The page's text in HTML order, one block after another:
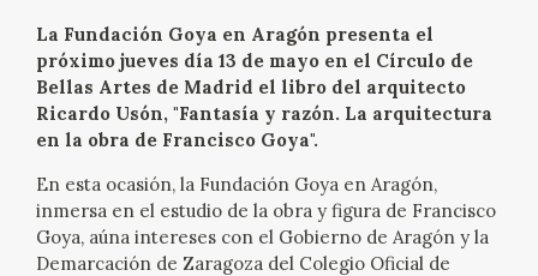
CONTACTO
PROGRAMACIÓN
EXPOSICIONES
ACTIVIDADES
La Fundación Goya en Aragón presenta el
próximo jueves día 13 de mayo en el Círculo de
Bellas Artes de Madrid el libro del arquitecto
Ricardo Usón, "Fantasía y razón. La arquitectura
en la obra de Francisco Goya".
En esta ocasión, la Fundación Goya en Aragón,
inmersa en el estudio de la obra y figura de Francisco
Goya, aúna intereses con el Gobierno de Aragón y la
Demarcación de Zaragoza del Colegio Oficial de